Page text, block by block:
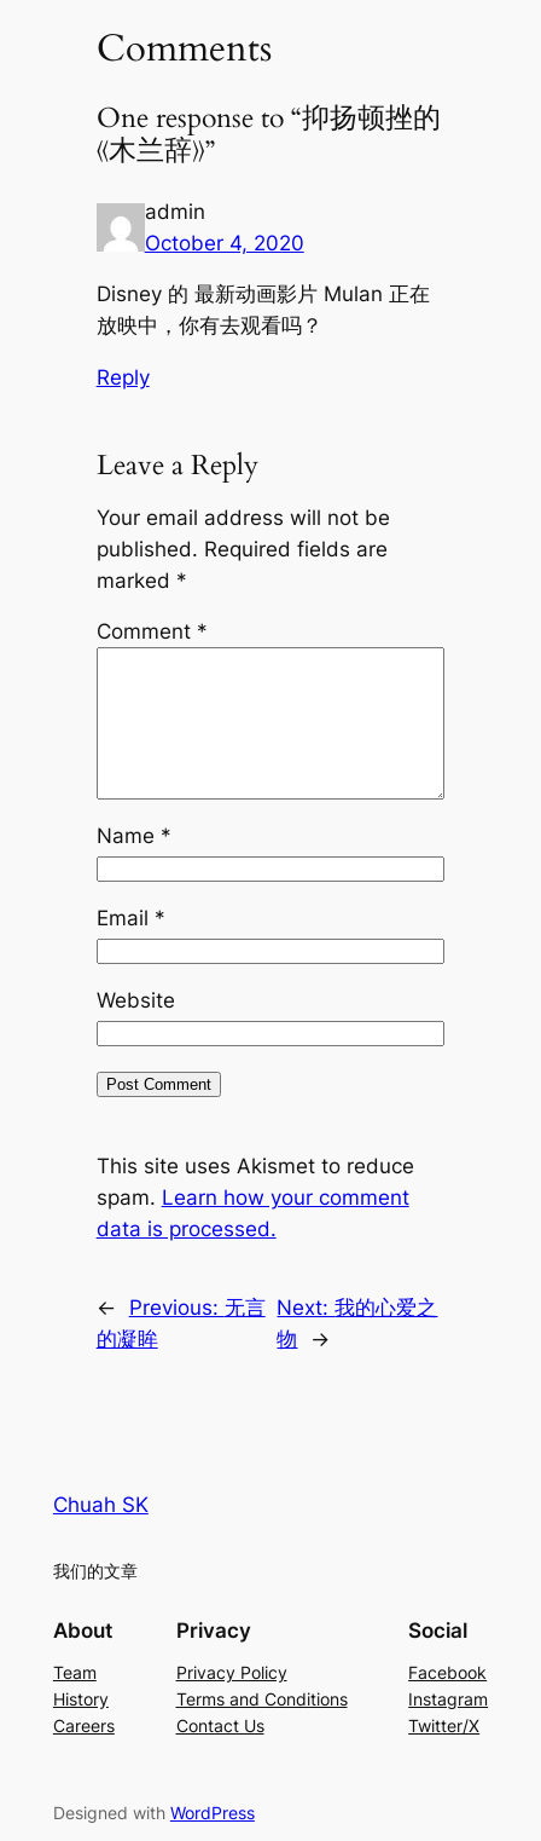
Comments
One response to “抑扬顿挫的
《木兰辞》”
admin
October 4, 2020
Disney 的 最新动画影片 Mulan 正在
放映中，你有去观看吗？
Reply
Leave a Reply
Your email address will not be
published. Required fields are
marked *
Comment *
Name *
Email *
Website
This site uses Akismet to reduce
spam. Learn how your comment
data is processed.
← Previous: 无言
的凝眸
Next:我的心爱之
物
→
Chuah SK
我们的文章
About
Team
History
Careers
Privacy
Privacy Policy
Terms and Conditions
Contact Us
Social
Facebook
Instagram
Twitter/X
Designed with WordPress